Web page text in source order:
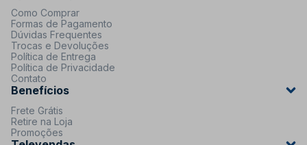
Como Comprar
Formas de Pagamento
Dúvidas Frequentes
Trocas e Devoluções
Política de Entrega
Política de Privacidade
Contato
Benefícios
Frete Grátis
Retire na Loja
Promoções